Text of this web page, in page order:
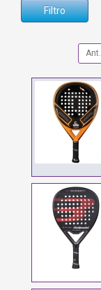
Filtro
Ant.